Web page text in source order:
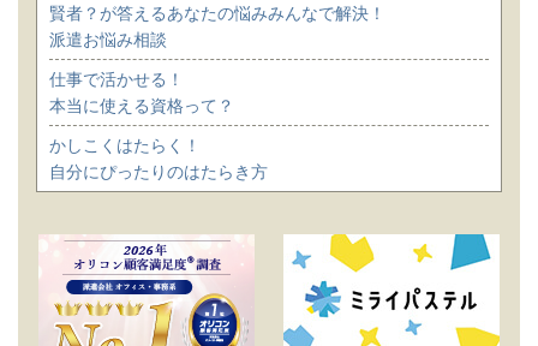
賢者？が答えるあなたの悩みみんなで解決！
派遣お悩み相談
仕事で活かせる！
本当に使える資格って？
かしこくはたらく！
自分にぴったりのはたらき方